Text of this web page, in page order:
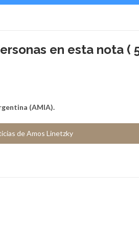
en esta nota (
(AMIA).
de Amos Linetzky